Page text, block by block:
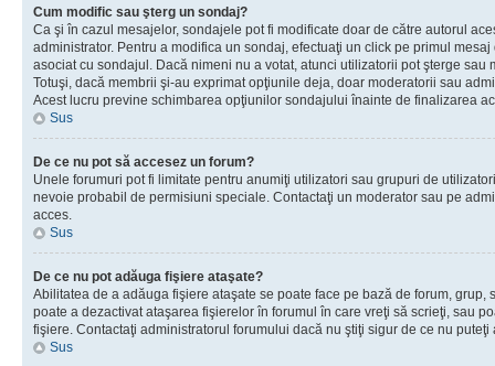
Cum modific sau şterg un sondaj?
Ca şi în cazul mesajelor, sondajele pot fi modificate doar de către autorul
administrator. Pentru a modifica un sondaj, efectuaţi un click pe primul
asociat cu sondajul. Dacă nimeni nu a votat, atunci utilizatorii pot şterge
Totuşi, dacă membrii şi-au exprimat opţiunile deja, doar moderatorii sau
Acest lucru previne schimbarea opţiunilor sondajului înainte de finalizarea
Sus
De ce nu pot să accesez un forum?
Unele forumuri pot fi limitate pentru anumiţi utilizatori sau grupuri de
nevoie probabil de permisiuni speciale. Contactaţi un moderator sau pe
acces.
Sus
De ce nu pot adăuga fişiere ataşate?
Abilitatea de a adăuga fişiere ataşate se poate face pe bază de forum, grup,
poate a dezactivat ataşarea fişierelor în forumul în care vreţi să scrieţi, sau
fişiere. Contactaţi administratorul forumului dacă nu ştiţi sigur de ce nu
Sus